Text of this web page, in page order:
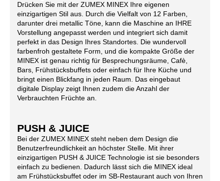
Drücken Sie mit der ZUMEX MINEX Ihre eigenen
einzigartigen Stil aus. Durch die Vielfalt von 12 Farben,
darunter drei metallic Töne, kann die Maschine an IHRE
Vorstellung angepasst werden und integriert sich damit
perfekt in das Design Ihres Standortes. Die wundervoll
farbenfroh gestaltete Form, und die kompakte Größe der
MINEX ist genau richtig für Besprechungsräume, Cafè,
Bars, Frühstücksbuffets oder einfach für Ihre Küche und
bringt einen Blickfang in jeden Raum. Das eingebaut
digitale Display zeigt Ihnen zudem die Anzahl der
Verbrauchten Früchte an.
PUSH & JUICE
Bei der ZUMEX MINEX steht neben dem Design die
Benutzerfreundlichkeit an höchster Stelle. Mit ihrer
einzigartigen PUSH & JUICE Technologie ist sie besonders
einfach zu bedienen. Dadurch lässt sich die MINEX ideal
am Frühstücksbuffet oder im SB-Restaurant auch von Ihren